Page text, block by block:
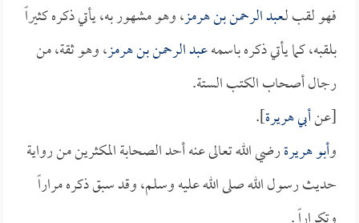
فهو لقب لـعبد الرحمن بن هرمز، وهو مشهور به، يأتي ذكره كثيراً
بلقبه، كما يأتي ذكره باسمهعبد الرحمن بن هرمز، وهو ثقة، من
رجال أصحاب الكتب الستة.
[عنأبي هريرة].
وأبو هريرةرضي الله تعالى عنه أحد الصحابة المكثرين من رواية
حديث رسول الله صلى الله عليه وسلم، وقد سبق ذكره مراراً